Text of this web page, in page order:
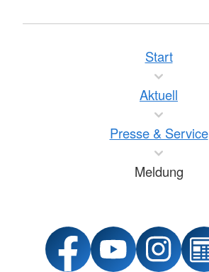
Start
Aktuell
Presse & Service
Meldung